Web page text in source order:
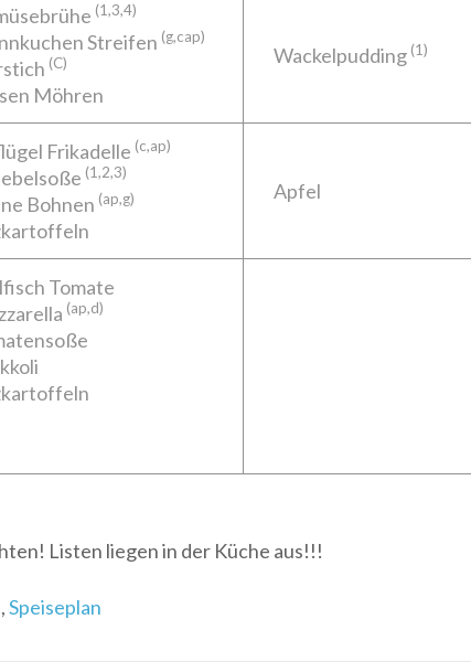
(1,3,4)
Streifen (g,cap)
(C)
Möhren
Wackelpudding(1)
Frikadelle (c,ap)
(1,2,3)
Bohnen (ap,g) Apfel
Tomate
(ap,d)
Listen liegen in der Küche aus!!!
,Speiseplan